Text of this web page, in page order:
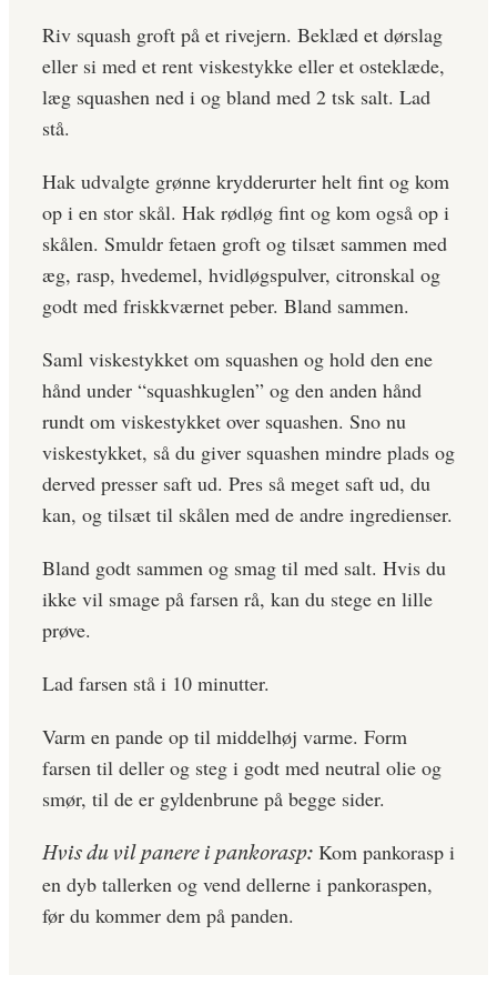
Riv squash groft på et rivejern. Beklæd et dørslag
eller si med et rent viskestykke eller et osteklæde,
læg squashen ned i og bland med 2 tsk salt. Lad
stå.
Hak udvalgte grønne krydderurter helt fint og kom
op i en stor skål. Hak rødløg fint og kom også op i
skålen. Smuldr fetaen groft og tilsæt sammen med
æg, rasp, hvedemel, hvidløgspulver, citronskal og
godt med friskkværnet peber. Bland sammen.
Saml viskestykket om squashen og hold den ene
hånd under “squashkuglen” og den anden hånd
rundt om viskestykket over squashen. Sno nu
viskestykket, så du giver squashen mindre plads og
derved presser saft ud. Pres så meget saft ud, du
kan, og tilsæt til skålen med de andre ingredienser.
Bland godt sammen og smag til med salt. Hvis du
ikke vil smage på farsen rå, kan du stege en lille
prøve.
Lad farsen stå i 10 minutter.
Varm en pande op til middelhøj varme. Form
farsen til deller og steg i godt med neutral olie og
smør, til de er gyldenbrune på begge sider.
Hvis du vil panere i pankorasp: Kom pankorasp i
en dyb tallerken og vend dellerne i pankoraspen,
før du kommer dem på panden.